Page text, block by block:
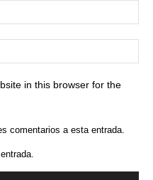
in this browser for the
comentarios a esta entrada.